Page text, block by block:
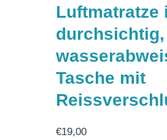
Luftmatratze
durchsichtig,
Tasche mit
€19,00